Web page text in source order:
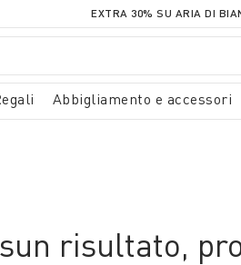
EXTRA 30% SU ARIA DI
Abbigliamento e accessori
risultato,